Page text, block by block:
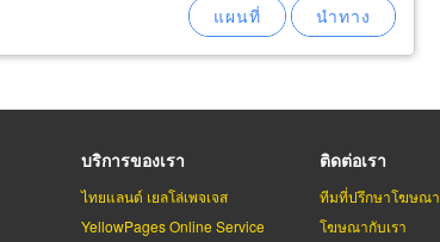
บริการของเรา
ไทยแลนด์ เยลโล่เพจเจส
YellowPages Online Service
ติดต่อเรา
ทีมที่ปรึกษาโฆษณา
โฆษณากับเรา